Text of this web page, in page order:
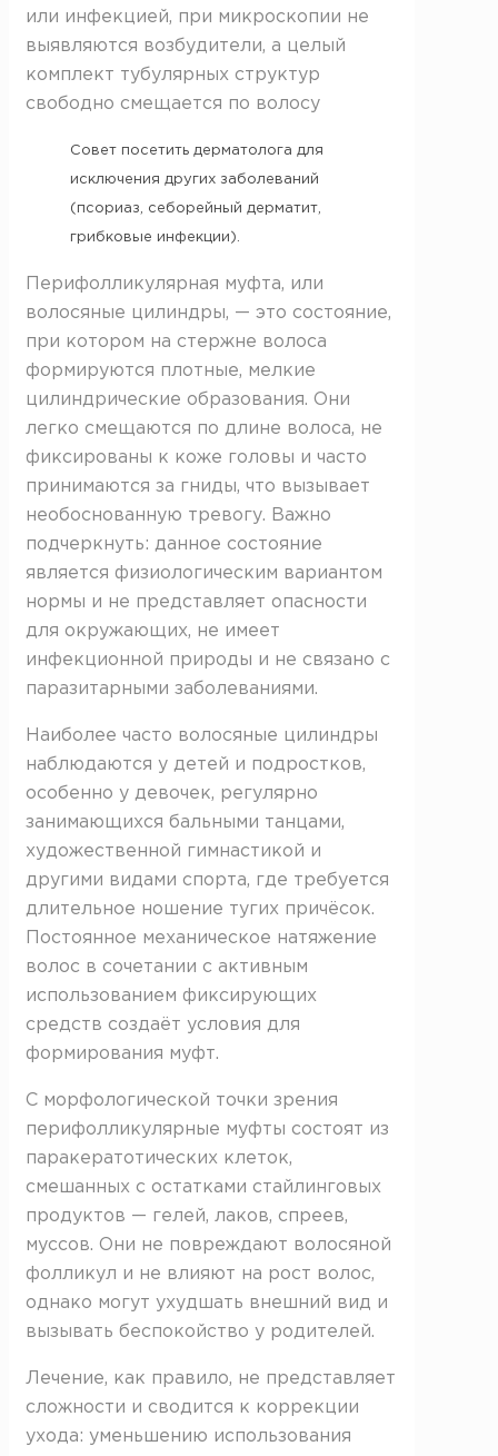
или инфекцией, при микроскопии не
выявляются возбудители, а целый
комплект тубулярных структур
свободно смещается по волосу
Совет посетить дерматолога для
исключения других заболеваний
(псориаз, себорейный дерматит,
грибковые инфекции).
Перифолликулярная муфта, или
волосяные цилиндры, — это состояние,
при котором на стержне волоса
формируются плотные, мелкие
цилиндрические образования. Они
легко смещаются по длине волоса, не
фиксированы к коже головы и часто
принимаются за гниды, что вызывает
необоснованную тревогу. Важно
подчеркнуть: данное состояние
является физиологическим вариантом
нормы и не представляет опасности
для окружающих, не имеет
инфекционной природы и не связано с
паразитарными заболеваниями.
Наиболее часто волосяные цилиндры
наблюдаются у детей и подростков,
особенно у девочек, регулярно
занимающихся бальными танцами,
художественной гимнастикой и
другими видами спорта, где требуется
длительное ношение тугих причёсок.
Постоянное механическое натяжение
волос в сочетании с активным
использованием фиксирующих
средств создаёт условия для
формирования муфт.
С морфологической точки зрения
перифолликулярные муфты состоят из
паракератотических клеток,
смешанных с остатками стайлинговых
продуктов — гелей, лаков, спреев,
муссов. Они не повреждают волосяной
фолликул и не влияют на рост волос,
однако могут ухудшать внешний вид и
вызывать беспокойство у родителей.
Лечение, как правило, не представляет
сложности и сводится к коррекции
ухода: уменьшению использования